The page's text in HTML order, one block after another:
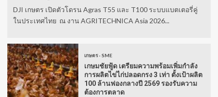
DJI เกษตร เปิดตัวโดรน Agras T55 และ T100 ระบบแบตเตอรี่คู่
ในประเทศไทย ณ งาน AGRITECHNICA Asia 2026...
เกษตร - SME
เกษมชัยฟู้ด เตรียมความพร้อมเพิ่มกำลัง
การผลิตไข่ไก่ปลอดกรง 3 เท่า ตั้งเป้าผลิต
100 ล้านฟองกลางปี 2569 รองรับความ
ต้องการตลาด